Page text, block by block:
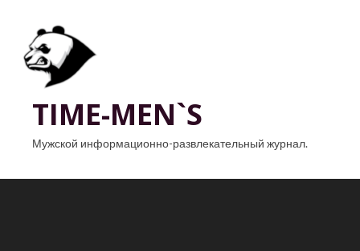
TIME-MEN`S
Мужской информационно-развлекательный журнал.